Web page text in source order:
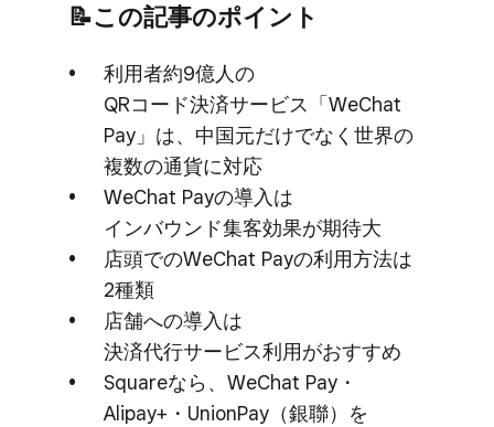
📝この​記事の​ポイント
利用者約9億人の​
QRコード決済サービス​「WeChat
Pay」は、​中国元だけでなく​世界の​
複数の​通貨に​対応
WeChat Payの​導入は​
インバウンド集客効果が​期待大
店頭での​WeChat Payの​利用方法は​
2種類
店舗への​導入は​
決済代行サービス利用が​おすすめ
Squareなら、​WeChat Pay・
Alipay+・UnionPay​（銀聯）を​